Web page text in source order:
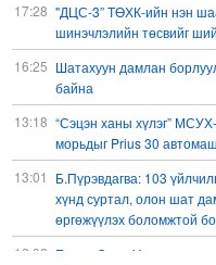
17:28 "ДЦС-3” ТӨХК-ийн нэн
шинэчлэлийн төсвийг
16:25 Шатахуун дамлан
байна
13:18 “Сэцэн ханы хүлэг”
морьдыг Prius 30
13:01
Б.Пүрэвдагва: 103
хүнд суртал, олон шат
өргөжүүлэх боломжтой
12:38 Европ Орос-Украины